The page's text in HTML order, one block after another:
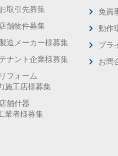
お取引先募集
店舗物件募集
製造メーカー様募集
テナント企業様募集
リフォーム
施工店様募集
店舗什器
業者様募集
免責
動作
プラ
お問